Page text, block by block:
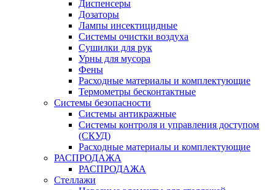
Диспенсеры
Дозаторы
Лампы инсектицидные
Системы очистки воздуха
Сушилки для рук
Урны для мусора
Фены
Расходные материалы и комплектующие
Термометры бесконтактные
Системы безопасности
Системы антикражные
Системы контроля и управления доступом
(СКУД)
Расходные материалы и комплектующие
РАСПРОДАЖА
РАСПРОДАЖА
Стеллажи